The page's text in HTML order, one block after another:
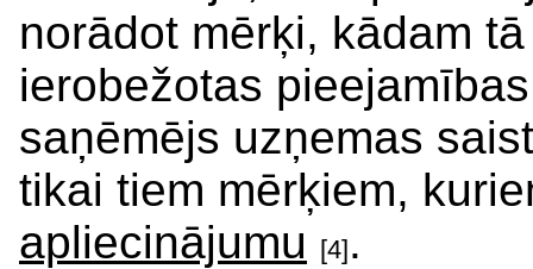
norādot mērķi, kādam
ierobežotas
saņēmējs uzņemas
tikai tiem mērķiem,
apliecinājumu [4].